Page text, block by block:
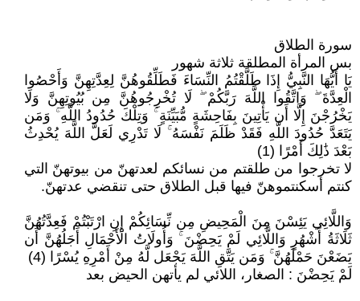
سورة الطلاق
بس المرأة المطلقة ثلاثة شهور
يَا أَيُّهَا النَّبِيُّ إِذَا طَلَّقْتُمُ النِّسَاءَ فَطَلِّقُوهُنَّ لِعِدَّتِهِنَّ وَأَحْصُوا
الْعِدَّةَ ۖ وَاتَّقُوا اللَّهَ رَبَّكُمْ ۖ لَا تُخْرِجُوهُنَّ مِن بُيُوتِهِنَّ وَلَا
يَخْرُجْنَ إِلَّا أَن يَأْتِينَ بِفَاحِشَةٍ مُّبَيِّنَةٍ ۚ وَتِلْكَ حُدُودُ اللَّهِ ۚ وَمَن
يَتَعَدَّ حُدُودَ اللَّهِ فَقَدْ ظَلَمَ نَفْسَهُ ۚ لَا تَدْرِي لَعَلَّ اللَّهَ يُحْدِثُ
بَعْدَ ذَٰلِكَ أَمْرًا (1)
لا تخرجوا من طلقتم من نسائكم لعدتهنّ من بيوتهنّ التي
كنتم أسكنتموهنّ فيها قبل الطلاق حتى تنقضي عدتهنّ.
وَاللَّائِي يَئِسْنَ مِنَ الْمَحِيضِ مِن نِّسَائِكُمْ إِنِ ارْتَبْتُمْ فَعِدَّتُهُنَّ
ثَلَاثَةُ أَشْهُرٍ وَاللَّائِي لَمْ يَحِضْنَ ۚ وَأُولَاتُ الْأَحْمَالِ أَجَلُهُنَّ أَن
يَضَعْنَ حَمْلَهُنَّ ۚ وَمَن يَتَّقِ اللَّهَ يَجْعَل لَّهُ مِنْ أَمْرِهِ يُسْرًا (4)
لَمْ يَحِضْنَ : الصغار، اللائي لم يأتهن الحيض بعد